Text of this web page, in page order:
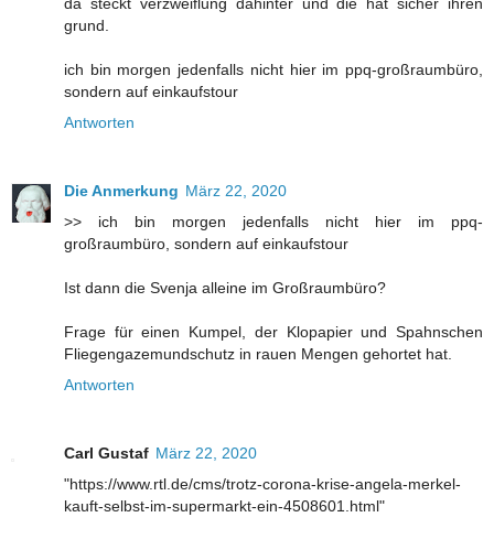
grund.
ich bin morgen jedenfalls nicht hier im ppq-großraumbüro,
sondern auf einkaufstour
Antworten
Die Anmerkung März 22, 2020
>> ich bin morgen jedenfalls nicht hier im ppq-
großraumbüro, sondern auf einkaufstour
Ist dann die Svenja alleine im Großraumbüro?
Frage für einen Kumpel, der Klopapier und Spahnschen
Fliegengazemundschutz in rauen Mengen gehortet hat.
Antworten
Carl Gustaf März 22, 2020
"https://www.rtl.de/cms/trotz-corona-krise-angela-merkel-
kauft-selbst-im-supermarkt-ein-4508601.html"